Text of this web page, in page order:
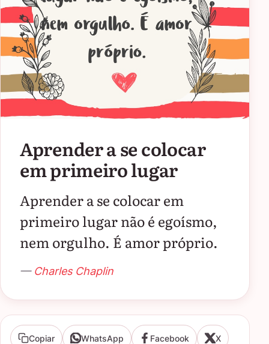
Aprender a se colocar
em primeiro lugar
Aprender a se colocar em
primeiro lugar não é egoísmo,
nem orgulho. É amor próprio.
— Charles Chaplin
Copiar WhatsApp Facebook X